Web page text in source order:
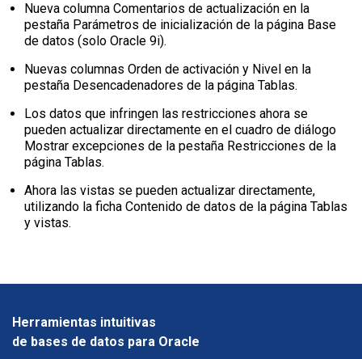
Nueva columna Comentarios de actualización en la
pestaña Parámetros de inicialización de la página Base
de datos (solo Oracle 9i).
Nuevas columnas Orden de activación y Nivel en la
pestaña Desencadenadores de la página Tablas.
Los datos que infringen las restricciones ahora se
pueden actualizar directamente en el cuadro de diálogo
Mostrar excepciones de la pestaña Restricciones de la
página Tablas.
Ahora las vistas se pueden actualizar directamente,
utilizando la ficha Contenido de datos de la página Tablas
y vistas.
Herramientas intuitivas
de bases de datos para Oracle